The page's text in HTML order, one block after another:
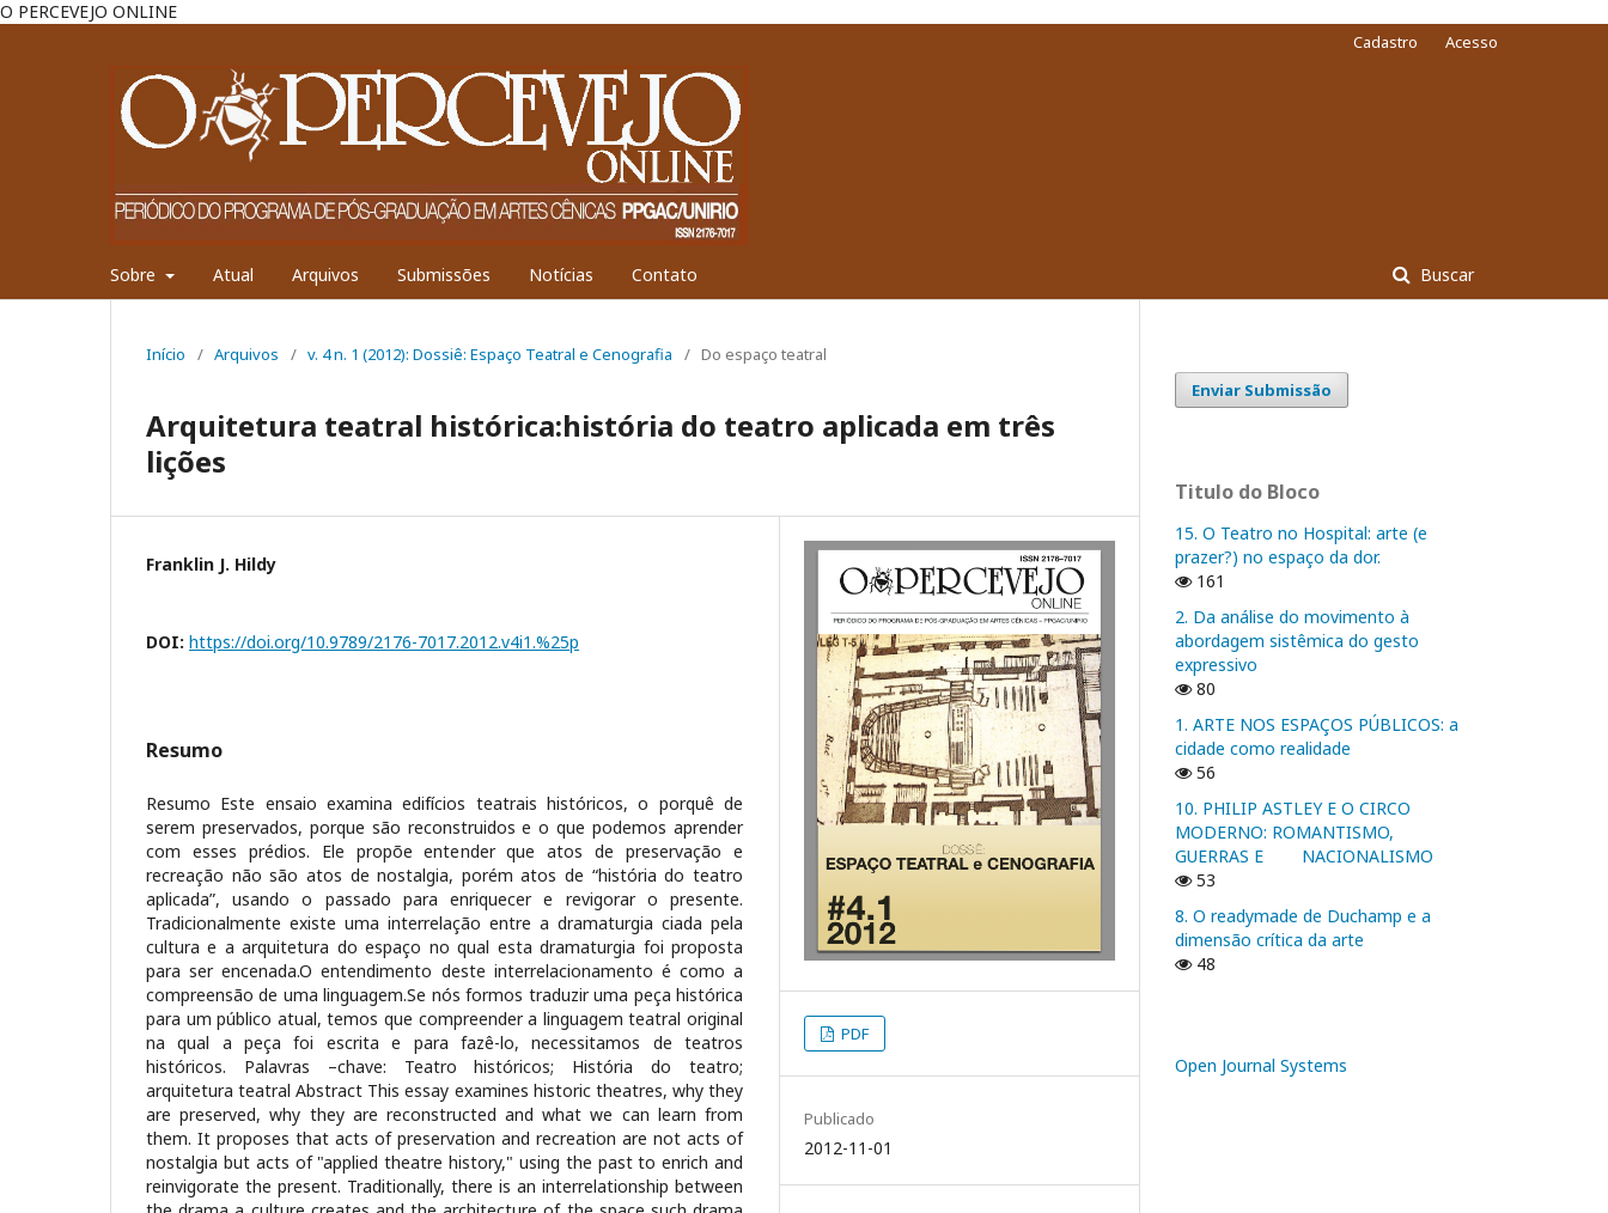
O PERCEVEJO ONLINE
Sobre Atual Arquivos Submissões Notícias Contato Buscar
Cadastro Acesso
Início / Arquivos / v. 4 n. 1 (2012): Dossiê: Espaço Teatral e Cenografia / Do espaço teatral
Arquitetura teatral histórica:história do teatro aplicada em três
lições
Franklin J. Hildy
DOI: https://doi.org/10.9789/2176-7017.2012.v4i1.%25p
Resumo
Resumo Este ensaio examina edifícios teatrais históricos, o porquê de
serem preservados, porque são reconstruidos e o que podemos aprender
com esses prédios. Ele propõe entender que atos de preservação e
recreação não são atos de nostalgia, porém atos de “história do teatro
aplicada”, usando o passado para enriquecer e revigorar o presente.
Tradicionalmente existe uma interrelação entre a dramaturgia ciada pela
cultura e a arquitetura do espaço no qual esta dramaturgia foi proposta
para ser encenada.O entendimento deste interrelacionamento é como a
compreensão de uma linguagem.Se nós formos traduzir uma peça histórica
para um público atual, temos que compreender a linguagem teatral original
na qual a peça foi escrita e para fazê-lo, necessitamos de teatros
históricos. Palavras –chave: Teatro históricos; História do teatro;
arquitetura teatral Abstract This essay examines historic theatres, why they
are preserved, why they are reconstructed and what we can learn from
them. It proposes that acts of preservation and recreation are not acts of
nostalgia but acts of "applied theatre history," using the past to enrich and
reinvigorate the present. Traditionally, there is an interrelationship between
PDF
Publicado
2012-11-01
Enviar Submissão
Titulo do Bloco
15. O Teatro no Hospital: arte (e
prazer?) no espaço da dor.
161
2. Da análise do movimento à
abordagem sistêmica do gesto
expressivo
80
1. ARTE NOS ESPAÇOS PÚBLICOS: a
cidade como realidade
56
10. PHILIP ASTLEY E O CIRCO
MODERNO: ROMANTISMO,
GUERRAS E NACIONALISMO
53
8. O readymade de Duchamp e a
dimensão crítica da arte
48
Open Journal Systems